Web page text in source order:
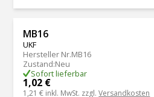
MB16
UKF
Hersteller Nr.MB16
Zustand:Neu
Sofort lieferbar
1,02 €
1,21 € inkl. MwSt. zzgl.Versandkosten